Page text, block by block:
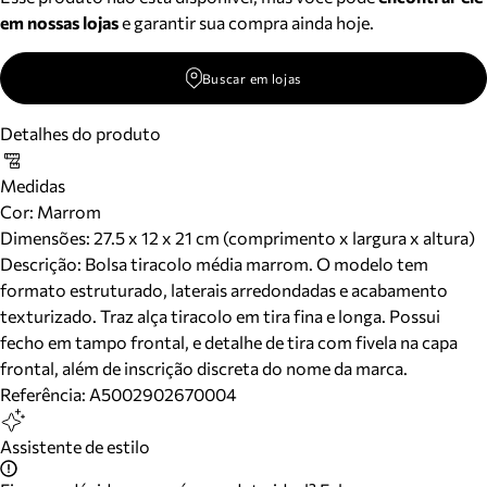
em nossas lojase garantir sua compra ainda hoje.
Buscar em lojas
Detalhes do produto
Medidas
Cor: Marrom
Dimensões: 27.5 x 12 x 21 cm (comprimento x largura x altura)
Descrição: Bolsa tiracolo média marrom. O modelo tem
formato estruturado, laterais arredondadas e acabamento
texturizado. Traz alça tiracolo em tira fina e longa. Possui
fecho em tampo frontal, e detalhe de tira com fivela na capa
frontal, além de inscrição discreta do nome da marca.
Referência: A5002902670004
Assistente de estilo